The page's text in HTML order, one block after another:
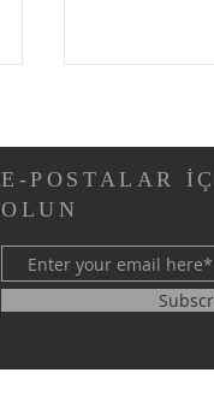
ŞARM EL
E-POSTALAR
OLUN